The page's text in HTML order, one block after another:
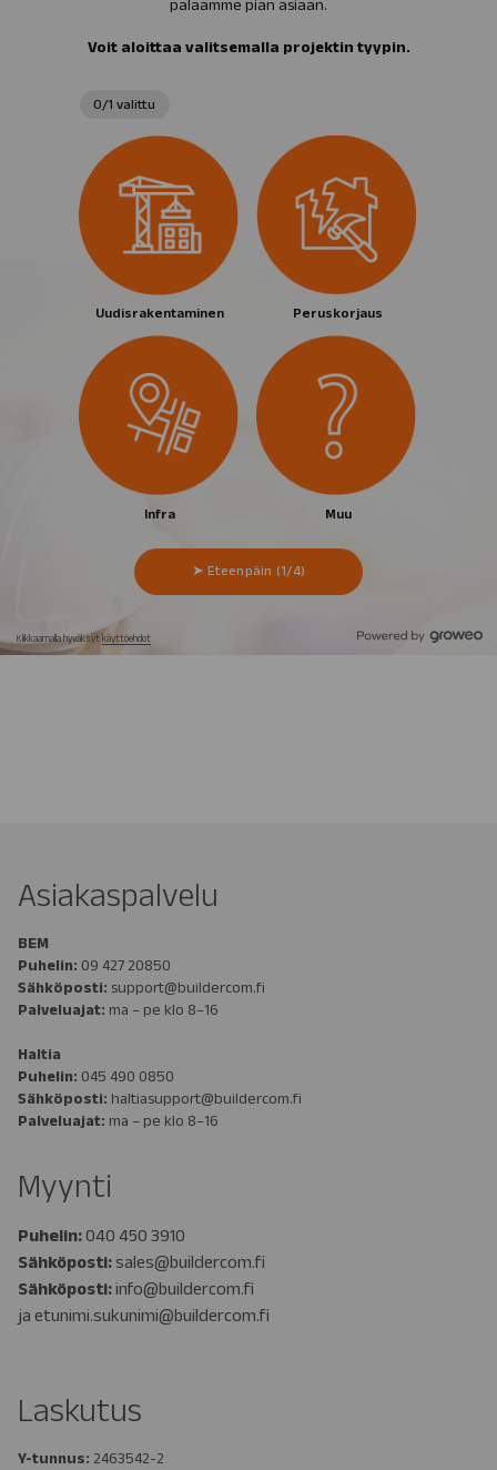
Asiakaspalvelu
BEM
Puhelin: 09 427 20850
Sähköposti: support@buildercom.fi
Palveluajat: ma – pe klo 8–16
Haltia
Puhelin: 045 490 0850
Sähköposti: haltiasupport@buildercom.fi
Palveluajat: ma – pe klo 8–16
Myynti
Puhelin:040 450 3910
Sähköposti: sales@buildercom.fi
Sähköposti:info@buildercom.fi
ja etunimi.sukunimi@buildercom.fi
Laskutus
Y-tunnus: 2463542-2